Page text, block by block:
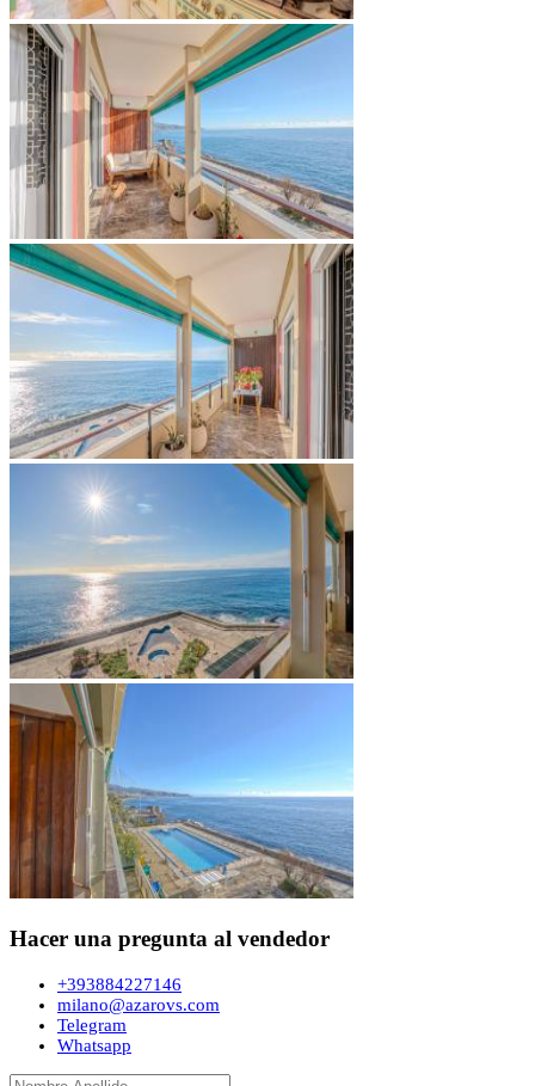
Hacer una pregunta al vendedor
+393884227146
milano@azarovs.com
Telegram
Whatsapp